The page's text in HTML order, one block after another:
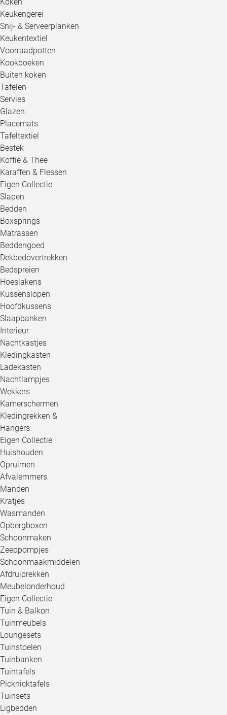
Keukengerei
Snij- & Serveerplanken
Keukentextiel
Voorraadpotten
Kookboeken
Buiten koken
Tafelen
Servies
Glazen
Placemats
Tafeltextiel
Bestek
Koffie & Thee
Karaffen & Flessen
Eigen Collectie
Slapen
Bedden
Boxsprings
Matrassen
Beddengoed
Dekbedovertrekken
Bedspreien
Hoeslakens
Kussenslopen
Hoofdkussens
Slaapbanken
Interieur
Nachtkastjes
Kledingkasten
Ladekasten
Nachtlampjes
Wekkers
Kamerschermen
Kledingrekken &
Hangers
Eigen Collectie
Huishouden
Opruimen
Afvalemmers
Manden
Kratjes
Wasmanden
Opbergboxen
Schoonmaken
Zeeppompjes
Schoonmaakmiddelen
Afdruiprekken
Meubelonderhoud
Eigen Collectie
Tuin & Balkon
Tuinmeubels
Loungesets
Tuinstoelen
Tuinbanken
Tuintafels
Picknicktafels
Tuinsets
Ligbedden